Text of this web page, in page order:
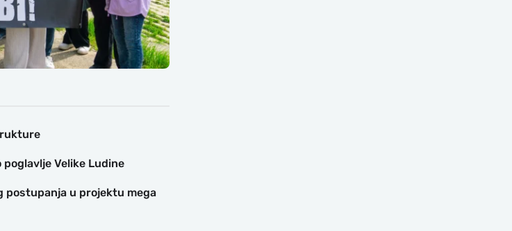
Velike Ludine
postupanja u projektu mega